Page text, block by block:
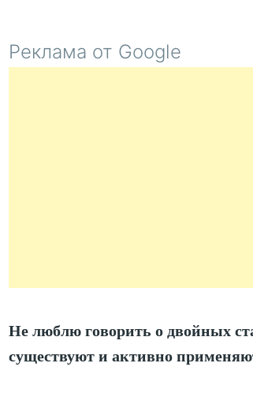
Реклама от Google
Не люблю говорить о двойных
существуют и активно